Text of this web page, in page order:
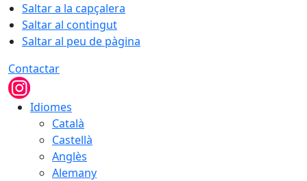
Saltar a la capçalera
Saltar al contingut
Saltar al peu de pàgina
Contactar
Idiomes
Català
Castellà
Anglès
Alemany